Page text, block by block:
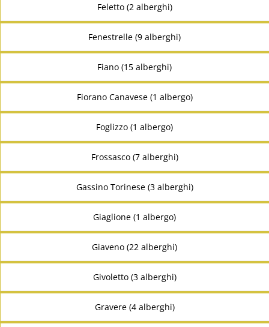
Feletto (2 alberghi)
Fenestrelle (9 alberghi)
Fiano (15 alberghi)
Fiorano Canavese (1 albergo)
Foglizzo (1 albergo)
Frossasco (7 alberghi)
Gassino Torinese (3 alberghi)
Giaglione (1 albergo)
Giaveno (22 alberghi)
Givoletto (3 alberghi)
Gravere (4 alberghi)